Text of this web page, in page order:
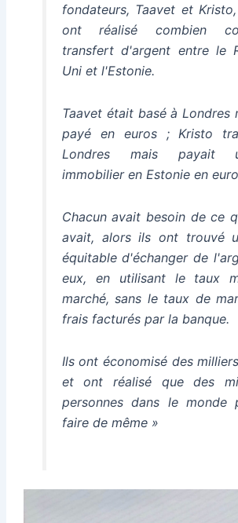
fondateurs, Taavet et Kristo,
ont réalisé combien
transfert d'argent entre le
Uni et l'Estonie.
Taavet était basé à Londres
payé en euros ; Kristo
Londres mais payait
immobilier en Estonie en
Chacun avait besoin de ce
avait, alors ils ont trouvé
équitable d'échanger de
eux, en utilisant le taux
marché, sans le taux de
frais facturés par la banque.
Ils ont économisé des
et ont réalisé que des
personnes dans le monde
faire de même»